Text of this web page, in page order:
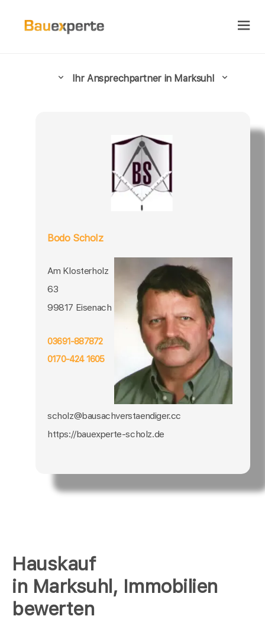
Hauskauf
in Marksuhl, Immobilien
bewerten
Ihr Ansprechpartner in Marksuhl
Bodo Scholz
Am Klosterholz
63
99817 Eisenach
03691-887872
0170-424 1605
scholz@bausachverstaendiger.cc
https://bauexperte-scholz.de